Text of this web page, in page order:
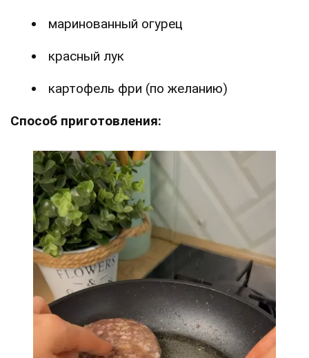
маринованный огурец
красный лук
картофель фри (по желанию)
Способ приготовления: